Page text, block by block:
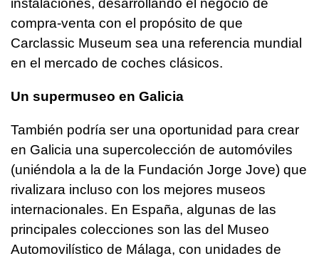
instalaciones, desarrollando el negocio de
compra-venta con el propósito de que
Carclassic Museum sea una referencia mundial
en el mercado de coches clásicos.
Un supermuseo en Galicia
También podría ser una oportunidad para crear
en Galicia una supercolección de automóviles
(uniéndola a la de la Fundación Jorge Jove) que
rivalizara incluso con los mejores museos
internacionales. En España, algunas de las
principales colecciones son las del Museo
Automovilístico de Málaga, con unidades de